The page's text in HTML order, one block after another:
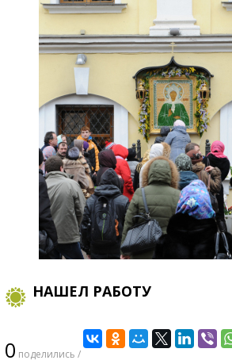
НАШЕЛ РАБОТУ
0 поделились /